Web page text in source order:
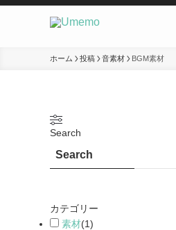
ホーム 投稿 音素材 BGM素材
Search
Search
カテゴリー
素材(1)